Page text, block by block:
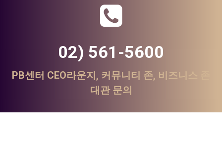
02) 561-5600
PB센터 CEO라운지, 커뮤니티 존, 비즈니스 존
대관 문의